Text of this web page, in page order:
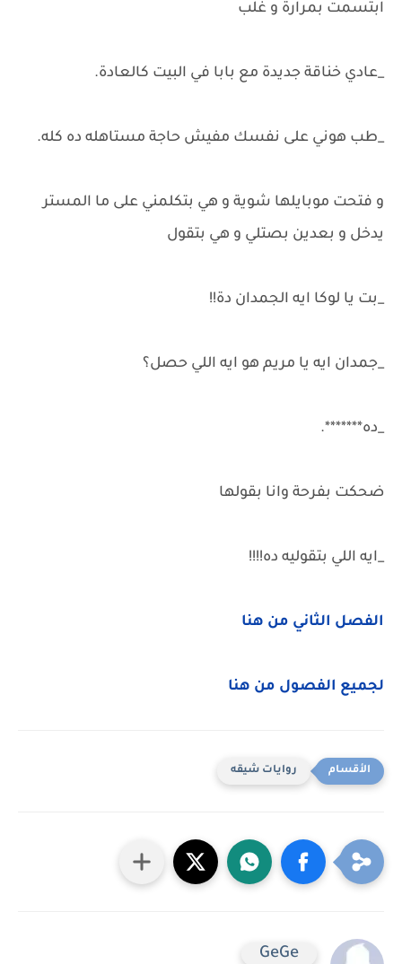
ابتسمت بمرارة و غلب
_عادي خناقة جديدة مع بابا في البيت كالعادة.
_طب هوني على نفسك مفيش حاجة مستاهله ده كله.
و فتحت موبايلها شوية و هي بتكلمني على ما المستر
يدخل و بعدين بصتلي و هي بتقول
_بت يا لوكا ايه الجمدان دة!!
_جمدان ايه يا مريم هو ايه اللي حصل؟
_ده*******.
ضحكت بفرحة وانا بقولها
_ايه اللي بتقوليه ده!!!!
الفصل الثاني من هنا
لجميع الفصول من هنا
روايات شيقه
GeGe